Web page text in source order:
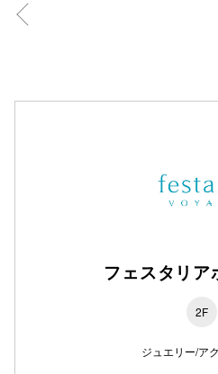
フェスタリア
2F
ジュエリー/ア